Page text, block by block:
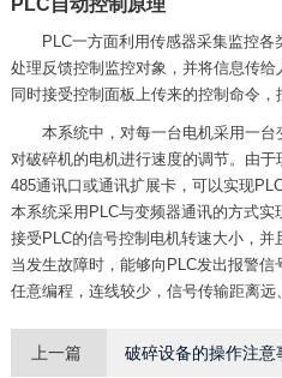
PLC自动控制原理
PLC一方面利用传感器采集监控
处理反馈控制监控对象，并将信息传
同时接受控制面板上传来的控制命令，
本系统中，对每一台电机采用一
对破碎机的电机进行速度的调节。由
485通讯口或通讯扩展卡，可以实现
本系统采用PLC与变频器通讯的方式
接受PLC的信号控制电机转速大小，并
当发生故障时，能够向PLC发出报警
任意编程，连线较少，信号传输距离远
上一篇 破碎设备的操作注意